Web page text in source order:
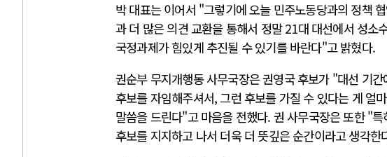
박 대표는 이어서 "그렇기에 오늘 민주노동당과의 정책
과 더 많은 의견 교환을 통해서 정말 21대 대선에서 성
국정과제가 힘있게 추진될 수 있기를 바란다"고 밝혔다.
권순부 무지개행동 사무국장은 권영국 후보가 "대선 기
후보를 자임해주셔서, 그런 후보를 가질 수 있다는 게 얼
말씀을 드린다"고 마음을 전했다. 권 사무국장은 또한 "
후보를 지지하고 나서 더욱 더 뜻깊은 순간이라고 생각한